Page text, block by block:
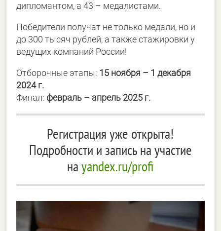
дипломантом, а 43 – медалистами.
Победители получат не только медали, но и
до 300 тысяч рублей, а также стажировки у
ведущих компаний России!
Отборочные этапы: 15 ноября – 1 декабря
2024 г.
Финал: февраль – апрель 2025 г.
Регистрация уже открыта!
Подробности и запись на участие
наyandex.ru/profi